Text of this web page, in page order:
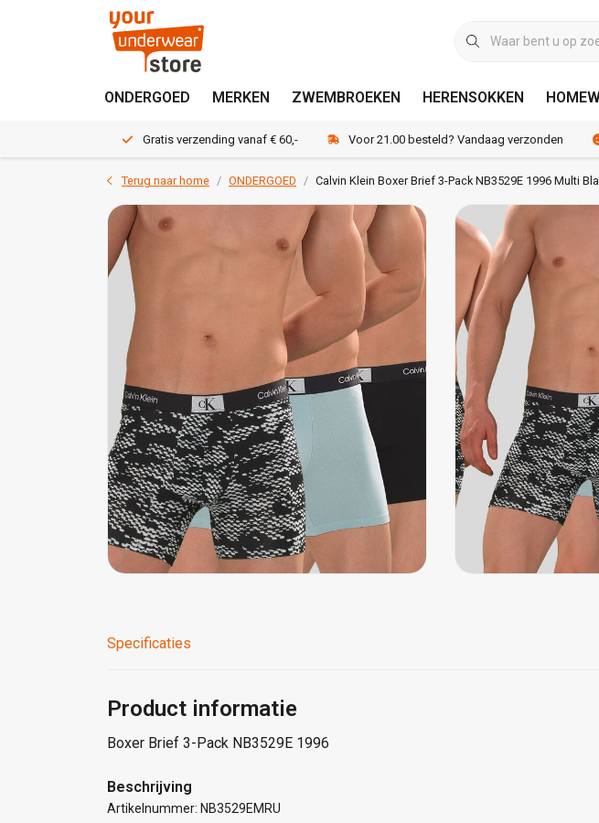
ONDERGOED MERKEN ZWEMBROEKEN HERENSOKKEN
Gratis verzending vanaf € 60,- Voor 21.00 besteld? Vandaag verzonden
Terug naar home ONDERGOED Calvin Klein Boxer Brief 3-Pack NB3529E 1996 Multi
Specificaties
Product informatie
Boxer Brief 3-Pack NB3529E 1996
Beschrijving
Artikelnummer: NB3529EMRU